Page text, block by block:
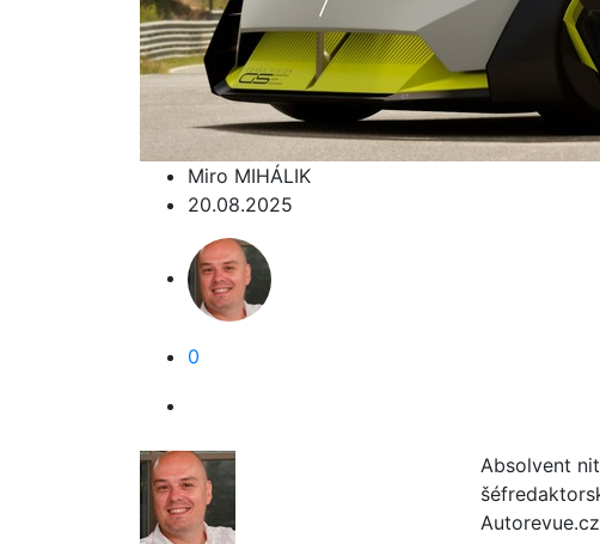
Miro MIHÁLIK
20.08.2025
0
Absolvent